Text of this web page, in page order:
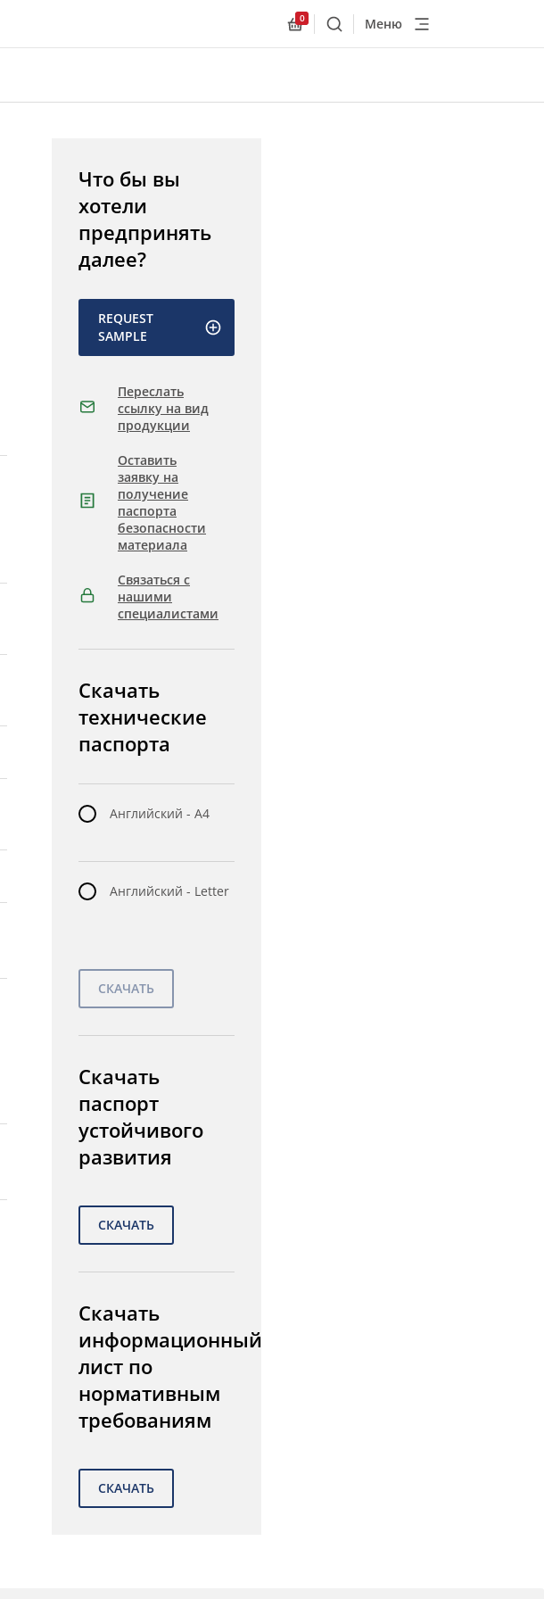
Allnex.GeneralResources.Cart
0
ПоискМеню
Что бы вы
хотели
предпринять
далее?
REQUEST
SAMPLE
Переслать
ссылку на вид
продукции
Оставить
заявку на
получение
паспорта
безопасности
материала
Связаться с
нашими
специалистами
Скачать
технические
паспорта
Английский - A4
Английский - Letter
Скачать
паспорт
устойчивого
развития
Скачать
информационный
лист по
нормативным
требованиям